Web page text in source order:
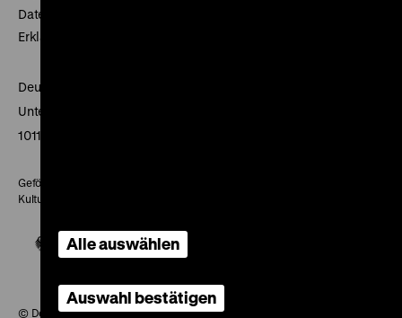
Datenschutz
Erklärung digitale Barrierefreiheit
Deutsches Historisches Museum
Unter den Linden 2
10117 Berlin
Gefördert mit Mitteln des Beauftragten der Bundesregierung für
Kultur und Medien
© Deutsches Historisches Museum, 2026
Alle auswählen
Auswahl bestätigen